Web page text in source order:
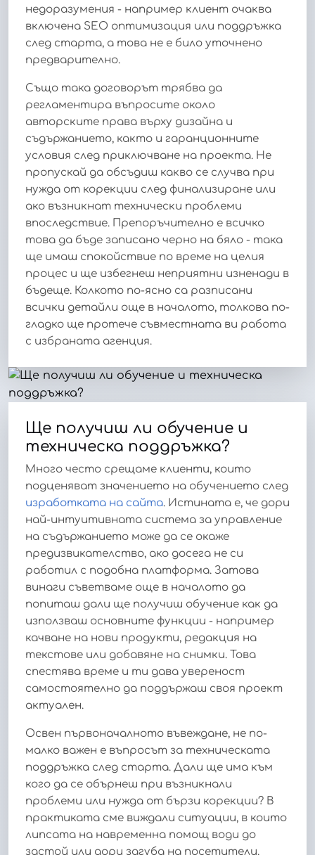
недоразумения - например клиент очаква
включена SEO оптимизация или поддръжка
след старта, а това не е било уточнено
предварително.
Също така договорът трябва да
регламентира въпросите около
авторските права върху дизайна и
съдържанието, както и гаранционните
условия след приключване на проекта. Не
пропускай да обсъдиш какво се случва при
нужда от корекции след финализиране или
ако възникнат технически проблеми
впоследствие. Препоръчително е всичко
това да бъде записано черно на бяло - така
ще имаш спокойствие по време на целия
процес и ще избегнеш неприятни изненади в
бъдеще. Колкото по-ясно са разписани
всички детайли още в началото, толкова по-
гладко ще протече съвместната ви работа
с избраната агенция.
Ще получиш ли обучение и
техническа поддръжка?
Много често срещаме клиенти, които
подценяват значението на обучението след
изработката на сайта. Истината е, че дори
най-интуитивната система за управление
на съдържанието може да се окаже
предизвикателство, ако досега не си
работил с подобна платформа. Затова
винаги съветваме още в началото да
попиташ дали ще получиш обучение как да
използваш основните функции - например
качване на нови продукти, редакция на
текстове или добавяне на снимки. Това
спестява време и ти дава увереност
самостоятелно да поддържаш своя проект
актуален.
Освен първоначалното въвеждане, не по-
малко важен е въпросът за техническата
поддръжка след старта. Дали ще има към
кого да се обърнеш при възникнали
проблеми или нужда от бързи корекции? В
практиката сме виждали ситуации, в които
липсата на навременна помощ води до
застой или дори загуба на посетители.